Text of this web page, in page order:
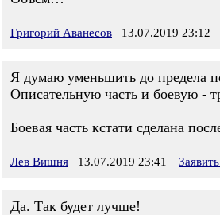
Григорий Аванесов 13.07.2019 23:12
Я думаю уменьшить до предела
Описательную часть и боевую -
Боевая часть кстати сделана
Лев Вишня 13.07.2019 23:41
Да. Так будет лучше!